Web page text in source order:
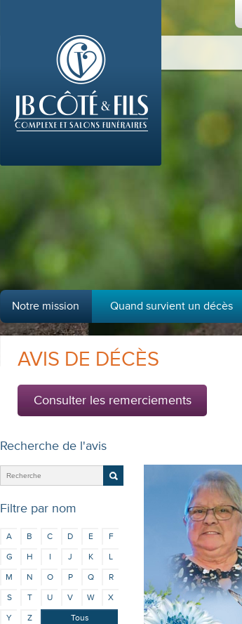
Notre mission Quand survient un décès
AVIS DE DÉCÈS
Consulter les remerciements
Recherche de l'avis
Filtre par nom
A B C D E
F
G
H I J K
L
M
N O P Q
R
S
T U V W
X
Y
Z Tous